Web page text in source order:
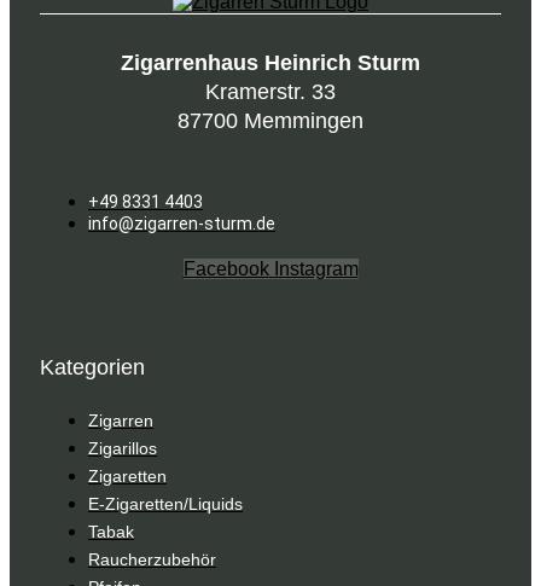
Zigarrenhaus Heinrich Sturm
Kramerstr. 33
87700 Memmingen
+49 8331 4403
info@zigarren-sturm.de
Facebook Instagram
Kategorien
Zigarren
Zigarillos
Zigaretten
E-Zigaretten/Liquids
Tabak
Raucherzubehör